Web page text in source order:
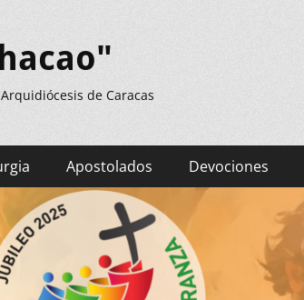
de Caracas
Apostolados Devociones